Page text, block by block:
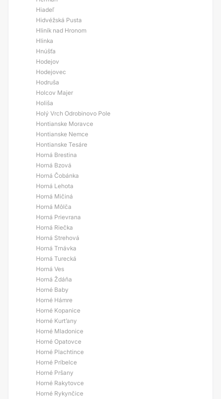
Hiadeľ
Hidvéžská Pusta
Hliník nad Hronom
Hlinka
Hnúšťa
Hodejov
Hodejovec
Hodruša
Holcov Majer
Holiša
Holý Vrch Odrobinovo Pole
Hontianske Moravce
Hontianske Nemce
Hontianske Tesáre
Horná Brestina
Horná Bzová
Horná Čobánka
Horná Lehota
Horná Mičiná
Horná Môlča
Horná Prievrana
Horná Riečka
Horná Strehová
Horná Trnávka
Horná Turecká
Horná Ves
Horná Ždáňa
Horné Baby
Horné Hámre
Horné Kopanice
Horné Kurt’any
Horné Mladonice
Horné Opatovce
Horné Plachtince
Horné Príbelce
Horné Pršany
Horné Rakytovce
Horné Rykynčice